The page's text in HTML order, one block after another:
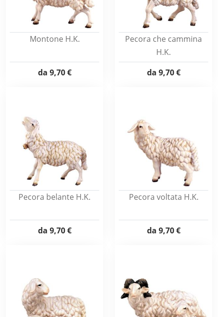
Montone H.K.
da 9,70 €
Pecora che cammina
H.K.
da 9,70 €
Pecora belante H.K.
da 9,70 €
Pecora voltata H.K.
da 9,70 €